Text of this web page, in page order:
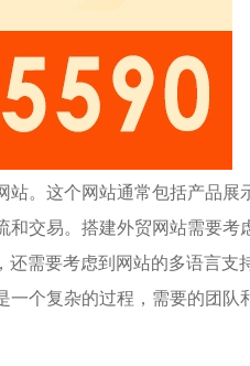
站。这个网站通常包括产品展
交易。搭建外贸网站需要考
需要考虑到网站的多语言支
一个复杂的过程，需要的团队